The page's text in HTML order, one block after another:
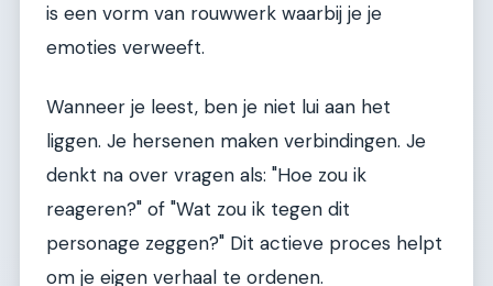
is een vorm van rouwwerk waarbij je je
emoties verweeft.
Wanneer je leest, ben je niet lui aan het
liggen. Je hersenen maken verbindingen. Je
denkt na over vragen als: "Hoe zou ik
reageren?" of "Wat zou ik tegen dit
personage zeggen?" Dit actieve proces helpt
om je eigen verhaal te ordenen.